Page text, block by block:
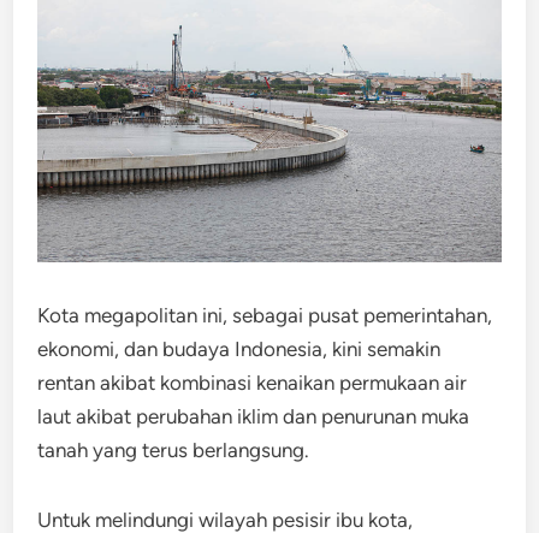
Kota megapolitan ini, sebagai pusat pemerintahan,
ekonomi, dan budaya Indonesia, kini semakin
rentan akibat kombinasi kenaikan permukaan air
laut akibat perubahan iklim dan penurunan muka
tanah yang terus berlangsung.
Untuk melindungi wilayah pesisir ibu kota,